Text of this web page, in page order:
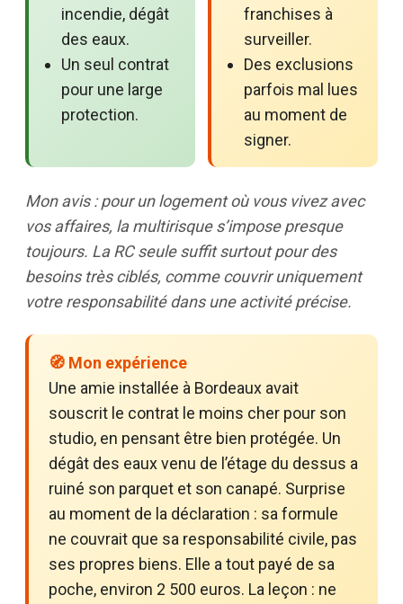
incendie, dégât
des eaux.
Un seul contrat
pour une large
protection.
franchises à
surveiller.
Des exclusions
parfois mal lues
au moment de
signer.
Mon avis : pour un logement où vous vivez avec
vos affaires, la multirisque s’impose presque
toujours. La RC seule suffit surtout pour des
besoins très ciblés, comme couvrir uniquement
votre responsabilité dans une activité précise.
🧭 Mon expérience
Une amie installée à Bordeaux avait
souscrit le contrat le moins cher pour son
studio, en pensant être bien protégée. Un
dégât des eaux venu de l’étage du dessus a
ruiné son parquet et son canapé. Surprise
au moment de la déclaration : sa formule
ne couvrait que sa responsabilité civile, pas
ses propres biens. Elle a tout payé de sa
poche, environ 2 500 euros. La leçon : ne